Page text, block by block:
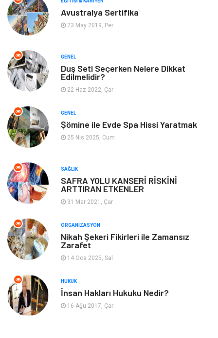
Organizasyon
Yeme & İçme
Emlak
Gençlik & Eğlence
Mobilya Genel Kültür
Ev İşleri Modifiye
Astroloji
cep telefonu
ekonomik
genel sağlık
Cam
Avustralya Sertifika
23 May 2019, Per
GENEL
Duş Seti Seçerken Nelere Dikkat
Edilmelidir?
22 Haz 2022, Çar
GENEL
Şömine ile Evde Spa Hissi Yaratmak
25 Nis 2025, Cum
SAĞLIK
SAFRA YOLU KANSERİ RİSKİNİ
ARTTIRAN ETKENLER
31 Mar 2021, Çar
ORGANIZASYON
Nikah Şekeri Fikirleri ile Zamansız
Zarafet
14 Oca 2025, Sal
HUKUK
İnsan Hakları Hukuku Nedir?
16 Ağu 2017, Çar